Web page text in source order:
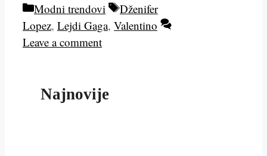
Kategorije
Modni trendovi Tags
Dženifer
Lopez, Lejdi Gaga, Valentino
Leave a comment
Najnovije